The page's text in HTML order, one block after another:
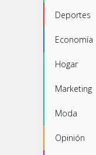
Deportes
Economía
Hogar
Marketing
Moda
Opinión